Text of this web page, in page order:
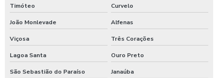
Lavagem self service carros
Lavagem de trator
Lavagem de veículos pesados
Limpa sider
Limpeza de máquinas pesadas
Timóteo Curvelo
João Monlevade Alfenas
Viçosa Três Corações
Lagoa Santa Ouro Preto
São Sebastião do Paraíso Janaúba